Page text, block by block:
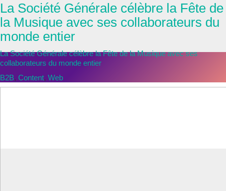
La Société Générale célèbre la Fête de
la Musique avec ses collaborateurs du
monde entier
La Société Générale célèbre la Fête de la Musique avec ses
collaborateurs du monde entier
B2B, Content, Web